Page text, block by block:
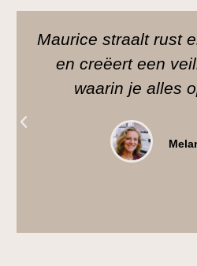
Maurice straalt rust
en creëert een
waarin je alles